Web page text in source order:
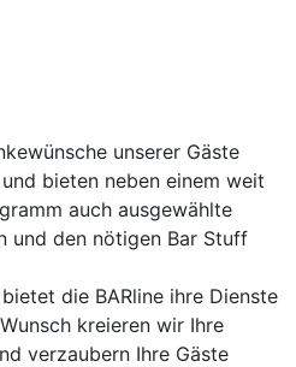
unserer Gäste
bieten neben einem weit
auch ausgewählte
und den nötigen Bar Stuff
die BARline ihre Dienste
kreieren wir Ihre
verzaubern Ihre Gäste